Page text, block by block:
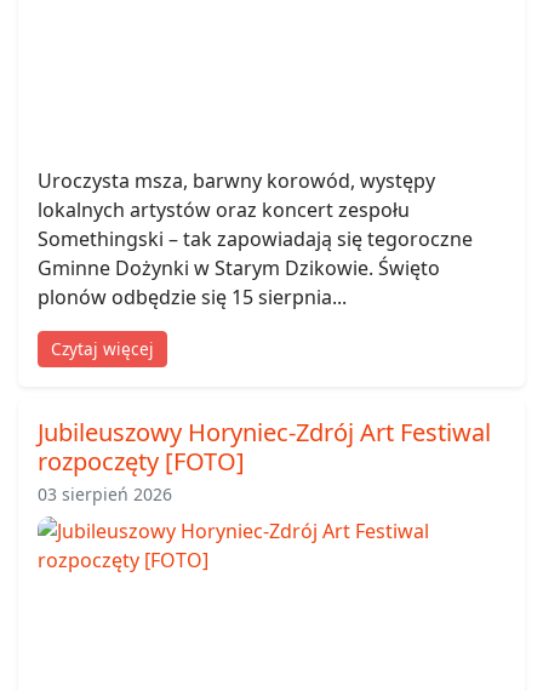
Uroczysta msza, barwny korowód, występy
lokalnych artystów oraz koncert zespołu
Somethingski – tak zapowiadają się tegoroczne
Gminne Dożynki w Starym Dzikowie. Święto
plonów odbędzie się 15 sierpnia...
Czytaj więcej
Jubileuszowy Horyniec-Zdrój Art Festiwal
rozpoczęty [FOTO]
03 sierpień 2026